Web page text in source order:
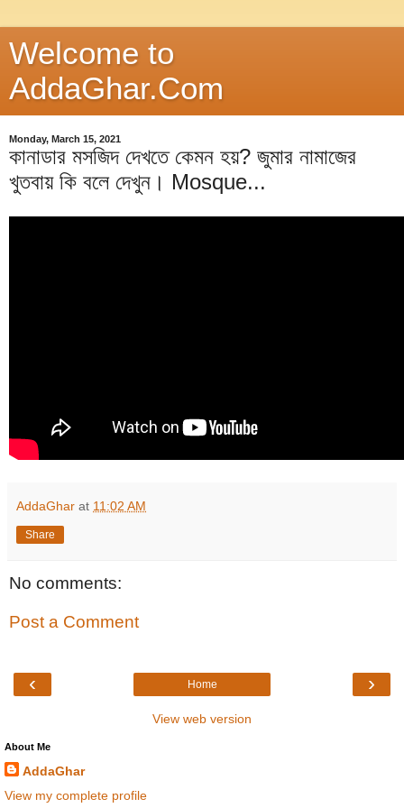
Welcome to
AddaGhar.Com
Monday, March 15, 2021
কানাডার মসজিদ দেখতে কেমন হয়? জুমার নামাজের
খুতবায় কি বলে দেখুন। Mosque...
AddaGhar at 11:02 AM
Share
No comments:
Post a Comment
‹ ›
Home
View web version
About Me
AddaGhar
View my complete profile